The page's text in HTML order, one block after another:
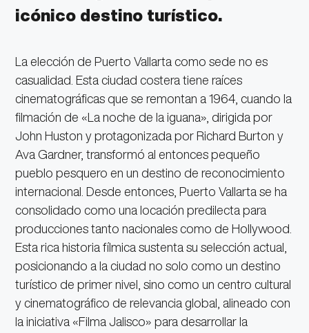
icónico destino turístico.
La elección de Puerto Vallarta como sede no es
casualidad. Esta ciudad costera tiene raíces
cinematográficas que se remontan a 1964, cuando la
filmación de «La noche de la iguana», dirigida por
John Huston y protagonizada por Richard Burton y
Ava Gardner, transformó al entonces pequeño
pueblo pesquero en un destino de reconocimiento
internacional. Desde entonces, Puerto Vallarta se ha
consolidado como una locación predilecta para
producciones tanto nacionales como de Hollywood.
Esta rica historia fílmica sustenta su selección actual,
posicionando a la ciudad no solo como un destino
turístico de primer nivel, sino como un centro cultural
y cinematográfico de relevancia global, alineado con
la iniciativa «Filma Jalisco» para desarrollar la